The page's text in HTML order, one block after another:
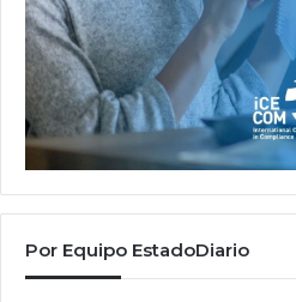
Por Equipo EstadoDiario